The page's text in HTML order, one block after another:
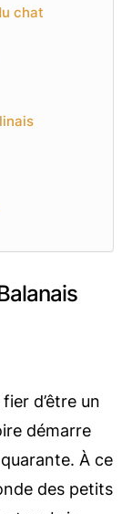
chat
d’être un
démarre
À ce
des petits